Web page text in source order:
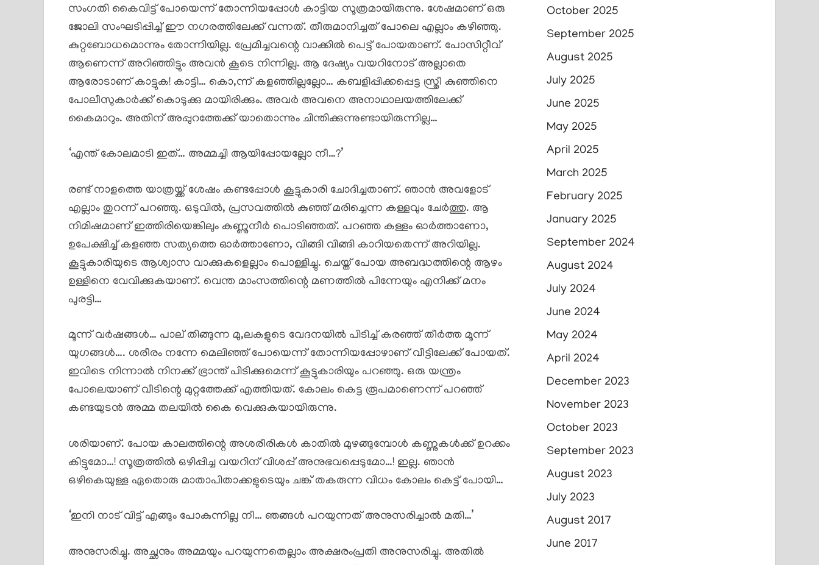
സംഗതി കൈവിട്ട് പോയെന്ന് തോന്നിയപ്പോൾ കാട്ടിയ സൂത്രമായിരുന്നു. ശേഷമാണ് ഒരു
ജോലി സംഘടിപ്പിച്ച് ഈ നഗരത്തിലേക്ക് വന്നത്. തീരുമാനിച്ചത് പോലെ എല്ലാം കഴിഞ്ഞു.
കുറ്റബോധമൊന്നും തോന്നിയില്ല. പ്രേമിച്ചവന്റെ വാക്കിൽ പെട്ട് പോയതാണ്. പോസിറ്റീവ്
ആണെന്ന് അറിഞ്ഞിട്ടും അവൻ കൂടെ നിന്നില്ല. ആ ദേഷ്യം വയറിനോട് അല്ലാതെ
ആരോടാണ് കാട്ടുക! കാട്ടി… കൊ,ന്ന് കളഞ്ഞില്ലല്ലോ… കബളിപ്പിക്കപ്പെട്ട സ്ത്രീ കുഞ്ഞിനെ
പോലീസുകാർക്ക് കൊടുക്കു മായിരിക്കും. അവർ അവനെ അനാഥാലയത്തിലേക്ക്
കൈമാറും. അതിന് അപ്പുറത്തേക്ക് യാതൊന്നും ചിന്തിക്കുന്നുണ്ടായിരുന്നില്ല…
‘എന്ത് കോലമാടി ഇത്… അമ്മച്ചി ആയിപ്പോയല്ലോ നീ…?’
രണ്ട് നാളത്തെ യാത്രയ്ക്ക് ശേഷം കണ്ടപ്പോൾ കൂട്ടുകാരി ചോദിച്ചതാണ്. ഞാൻ അവളോട്
എല്ലാം തുറന്ന് പറഞ്ഞു. ഒടുവിൽ, പ്രസവത്തിൽ കുഞ്ഞ് മരിച്ചെന്ന കള്ളവും ചേർത്തു. ആ
നിമിഷമാണ് ഇത്തിരിയെങ്കിലും കണ്ണുനീർ പൊടിഞ്ഞത്. പറഞ്ഞ കള്ളം ഓർത്താണോ,
ഉപേക്ഷിച്ച് കളഞ്ഞ സത്യത്തെ ഓർത്താണോ, വിങ്ങി വിങ്ങി കാറിയതെന്ന് അറിയില്ല.
കൂട്ടുകാരിയുടെ ആശ്വാസ വാക്കുകളെല്ലാം പൊള്ളിച്ചു. ചെയ്ത് പോയ അബദ്ധത്തിന്റെ ആഴം
ഉള്ളിനെ വേവിക്കുകയാണ്. വെന്ത മാംസത്തിന്റെ മണത്തിൽ പിന്നേയും എനിക്ക് മനം
പുരട്ടി…
മൂന്ന് വർഷങ്ങൾ… പാല് തിങ്ങുന്ന മു,ലകളുടെ വേദനയിൽ പിടിച്ച് കരഞ്ഞ് തീർത്ത മൂന്ന്
യുഗങ്ങൾ…. ശരീരം നന്നേ മെലിഞ്ഞ് പോയെന്ന് തോന്നിയപ്പോഴാണ് വീട്ടിലേക്ക് പോയത്.
ഇവിടെ നിന്നാൽ നിനക്ക് ഭ്രാന്ത് പിടിക്കുമെന്ന് കൂട്ടുകാരിയും പറഞ്ഞു. ഒരു യന്ത്രം
പോലെയാണ് വീടിന്റെ മുറ്റത്തേക്ക് എത്തിയത്. കോലം കെട്ട രൂപമാണെന്ന് പറഞ്ഞ്
കണ്ടയുടൻ അമ്മ തലയിൽ കൈ വെക്കുകയായിരുന്നു.
ശരിയാണ്. പോയ കാലത്തിന്റെ അശരീരികൾ കാതിൽ മുഴങ്ങുമ്പോൾ കണ്ണുകൾക്ക് ഉറക്കം
കിട്ടുമോ…! സൂത്രത്തിൽ ഒഴിപ്പിച്ച വയറിന് വിശപ്പ് അനുഭവപ്പെടുമോ…! ഇല്ല. ഞാൻ
ഒഴികെയുള്ള ഏതൊരു മാതാപിതാക്കളുടെയും ചങ്ക് തകരുന്ന വിധം കോലം കെട്ട് പോയി…
‘ഇനി നാട് വിട്ട് എങ്ങും പോകുന്നില്ല നീ… ഞങ്ങൾ പറയുന്നത് അനുസരിച്ചാൽ മതി…’
അനുസരിച്ചു. അച്ഛനും അമ്മയും പറയുന്നതെല്ലാം അക്ഷരംപ്രതി അനുസരിച്ചു. അതിൽ
October 2025
September 2025
August 2025
July 2025
June 2025
May 2025
April 2025
March 2025
February 2025
January 2025
September 2024
August 2024
July 2024
June 2024
May 2024
April 2024
December 2023
November 2023
October 2023
September 2023
August 2023
July 2023
August 2017
June 2017